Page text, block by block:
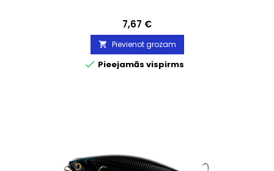
Cena
7,67 €
 Pievienot grozam
 Pieejamās vispirms